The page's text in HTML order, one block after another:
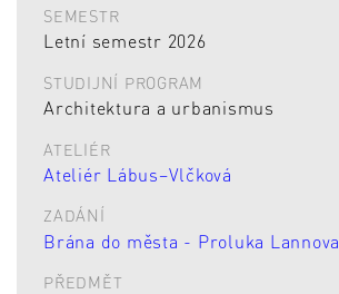
SEMESTR
Letní semestr 2026
STUDIJNÍ PROGRAM
Architektura a urbanismus
ATELIÉR
Ateliér Lábus–Vlčková
ZADÁNÍ
Brána do města - Proluka Lannova
PŘEDMĚT